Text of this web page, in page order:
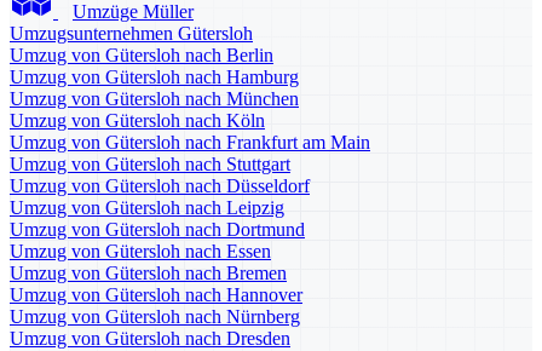
Umzüge Müller
Umzugsunternehmen Gütersloh
Umzug von Gütersloh nach Berlin
Umzug von Gütersloh nach Hamburg
Umzug von Gütersloh nach München
Umzug von Gütersloh nach Köln
Umzug von Gütersloh nach Frankfurt am Main
Umzug von Gütersloh nach Stuttgart
Umzug von Gütersloh nach Düsseldorf
Umzug von Gütersloh nach Leipzig
Umzug von Gütersloh nach Dortmund
Umzug von Gütersloh nach Essen
Umzug von Gütersloh nach Bremen
Umzug von Gütersloh nach Hannover
Umzug von Gütersloh nach Nürnberg
Umzug von Gütersloh nach Dresden